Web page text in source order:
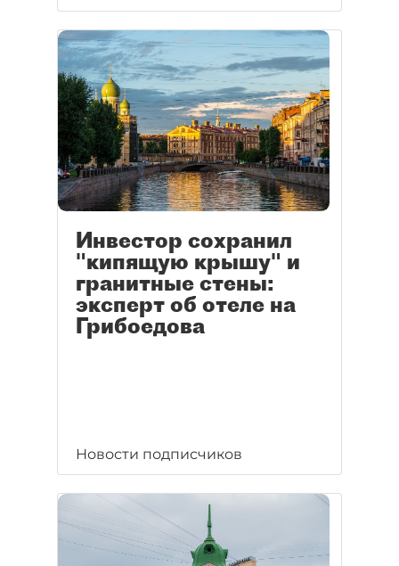
Инвестор сохранил
"кипящую крышу" и
гранитные стены:
эксперт об отеле на
Грибоедова
Новости подписчиков